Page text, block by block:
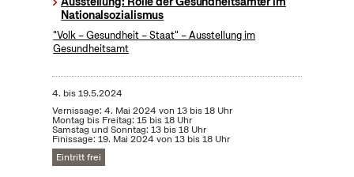
Nationalsozialismus
"Volk – Gesundheit – Staat" – Ausstellung im
Gesundheitsamt
4. bis19.5.2024
Vernissage: 4. Mai 2024 von 13 bis 18 Uhr
Montag bis Freitag: 15 bis 18 Uhr
Samstag und Sonntag: 13 bis 18 Uhr
Finissage: 19. Mai 2024 von 13 bis 18 Uhr
Eintritt frei